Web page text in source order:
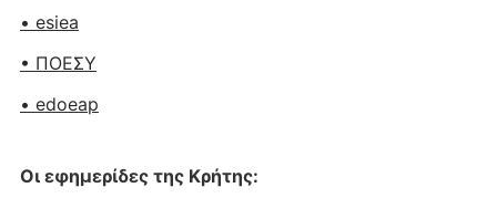
• esiea
• ΠΟΕΣΥ
• edoeap
Οι εφημερίδες της Κρήτης: